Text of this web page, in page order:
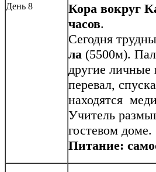
День 8
Кора вокруг
часов.
Сегодня
ла (5500м).
другие
перевал,
находятся
Учитель
гостевом доме.
Питание: